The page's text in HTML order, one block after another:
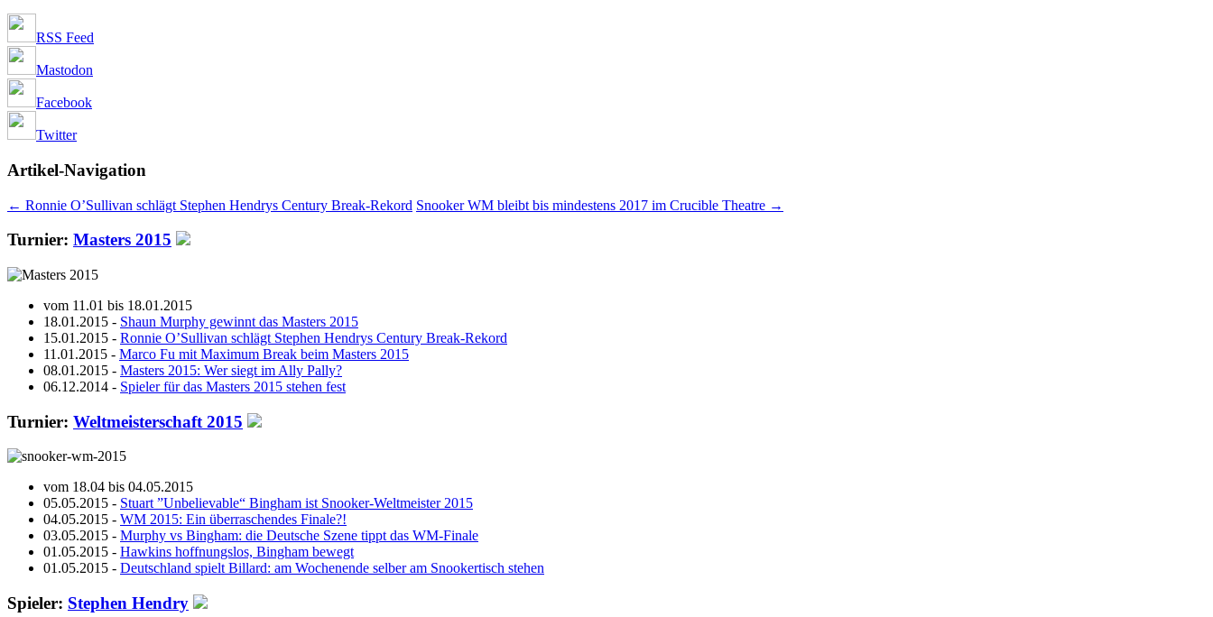
RSS Feed
Mastodon
Facebook
Twitter
Artikel-Navigation
← Ronnie O’Sullivan schlägt Stephen Hendrys Century Break-Rekord Snooker WM bleibt bis mindestens 2017 im Crucible Theatre →
Turnier: Masters 2015
vom 11.01 bis 18.01.2015
18.01.2015 - Shaun Murphy gewinnt das Masters 2015
15.01.2015 - Ronnie O’Sullivan schlägt Stephen Hendrys Century Break-Rekord
11.01.2015 - Marco Fu mit Maximum Break beim Masters 2015
08.01.2015 - Masters 2015: Wer siegt im Ally Pally?
06.12.2014 - Spieler für das Masters 2015 stehen fest
Turnier: Weltmeisterschaft 2015
vom 18.04 bis 04.05.2015
05.05.2015 - Stuart ”Unbelievable“ Bingham ist Snooker-Weltmeister 2015
04.05.2015 - WM 2015: Ein überraschendes Finale?!
03.05.2015 - Murphy vs Bingham: die Deutsche Szene tippt das WM-Finale
01.05.2015 - Hawkins hoffnungslos, Bingham bewegt
01.05.2015 - Deutschland spielt Billard: am Wochenende selber am Snookertisch stehen
Spieler: Stephen Hendry